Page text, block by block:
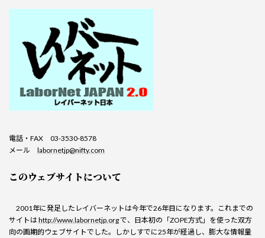
電話・FAX 03-3530-8578
メール labornetjp@nifty.com
このウェブサイトについて
2001年に発足したレイバーネットは今年で26年目になります。これまでの
サイトはhttp://www.labornetjp.orgで、日本初の「ZOPE方式」を使った双方
向の画期的ウェブサイトでした。しかしすでに25年が経過し、膨大な情報量